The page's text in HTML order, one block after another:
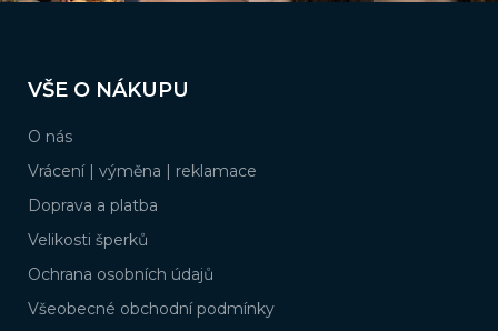
pVŠE O NÁKUPU
O nás
Vrácení | výměna | reklamace
Doprava a platba
Velikosti šperků
Ochrana osobních údajů
Všeobecné obchodní podmínky